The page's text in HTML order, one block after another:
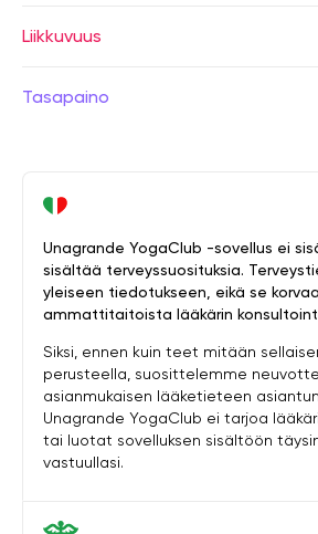
Liikkuvuus
Tasapaino
Unagrande YogaClub -sovellus ei
sisältää terveyssuosituksia.
yleiseen tiedotukseen, eikä se korvaa
ammattitaitoista lääkärin
Siksi, ennen kuin teet mitään
perusteella, suosittelemme
asianmukaisen lääketieteen
Unagrande YogaClub ei tarjoa
tai luotat sovelluksen sisältöön
vastuullasi.